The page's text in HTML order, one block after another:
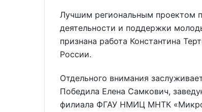
Лучшим региональным проектом
деятельности и поддержки
признана работа Константина
России.
Отдельного внимания
Победила Елена Самкович,
филиала ФГАУ НМИЦ МНТК